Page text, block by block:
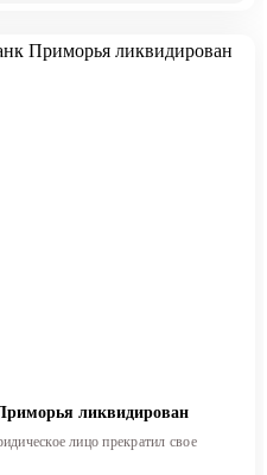
ликвидирован
лицо прекратил свое